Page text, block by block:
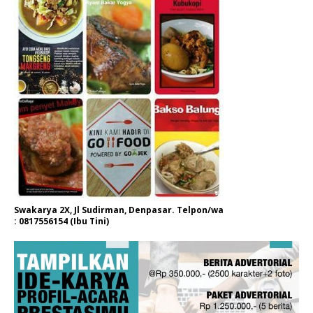
Swakarya 2X, Jl Sudirman, Denpasar. Telpon/wa
: 0817556154 (Ibu Tini)